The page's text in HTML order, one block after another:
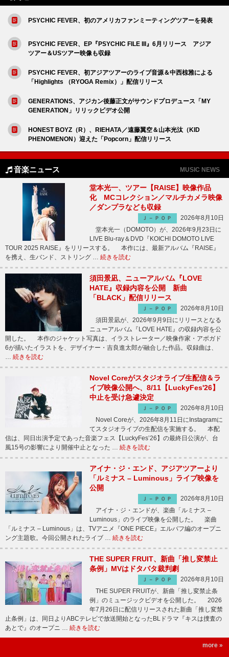
PSYCHIC FEVER、初のアメリカファンミーティングツアーを発表
PSYCHIC FEVER、EP『PSYCHIC FILE III』6月リリース アジア
ツアー＆USツアー映像も収録
PSYCHIC FEVER、初アジアツアーのライブ音源＆中西椋雅による
「Highlights （RYOGA Remix）」配信リリース
GENERATIONS、アジカン後藤正文がサウンドプロデュース「MY
GENERATION」リリックビデオ公開
HONEST BOYZ（R）、RIEHATA／遠藤翼空＆山本光汰（KID
PHENOMENON）迎えた「Popcorn」配信リリース
音楽ニュース MUSIC NEWS
堂本光一、ツアー【RAISE】映像作品
化 MCコレクション／マルチカメラ映像
／ダンプラなども収録
Ｊ－ＰＯＰ
2026年8月10日
堂本光一（DOMOTO）が、2026年9月23日に
LIVE Blu-ray＆DVD『KOICHI DOMOTO LIVE
TOUR 2025 RAISE』をリリースする。 本作には、最新アルバム『RAISE』
を携え、生バンド、ストリング … 続きを読む
須田景凪、ニューアルバム『LOVE
HATE』収録内容を公開 新曲
「BLACK」配信リリース
Ｊ－ＰＯＰ
2026年8月10日
須田景凪が、2026年9月9日にリリースとなる
ニューアルバム『LOVE HATE』の収録内容を公
開した。 本作のジャケット写真は、イラストレーター／映像作家・アボガド
6が描いたイラストを、デザイナー・吉良進太郎が融合した作品。収録曲は、
… 続きを読む
Novel Coreがスタジオライブ生配信＆ラ
イブ映像公開へ、8/11【LuckyFes'26】
中止を受け急遽決定
Ｊ－ＰＯＰ
2026年8月10日
Novel Coreが、2026年8月11日にInstagramに
てスタジオライブの生配信を実施する。 本配
信は、同日出演予定であった音楽フェス【LuckyFes’26】の最終日公演が、台
風15号の影響により開催中止となった … 続きを読む
アイナ・ジ・エンド、アジアツアーより
「ルミナス – Luminous」ライブ映像を
公開
Ｊ－ＰＯＰ
2026年8月10日
アイナ・ジ・エンドが、楽曲「ルミナス –
Luminous」のライブ映像を公開した。 楽曲
「ルミナス – Luminous」は、TVアニメ『ONE PIECE』エルバフ編のオープニ
ング主題歌。今回公開されたライブ … 続きを読む
THE SUPER FRUIT、新曲「推し変禁止
条例」MVはドタバタ裁判劇
Ｊ－ＰＯＰ
2026年8月10日
THE SUPER FRUITが、新曲「推し変禁止条
例」のミュージックビデオを公開した。 2026
年7月26日に配信リリースされた新曲「推し変禁
止条例」は、同日よりABCテレビで放送開始となったBLドラマ『キスは捜査の
あとで』のオープニ … 続きを読む
more »